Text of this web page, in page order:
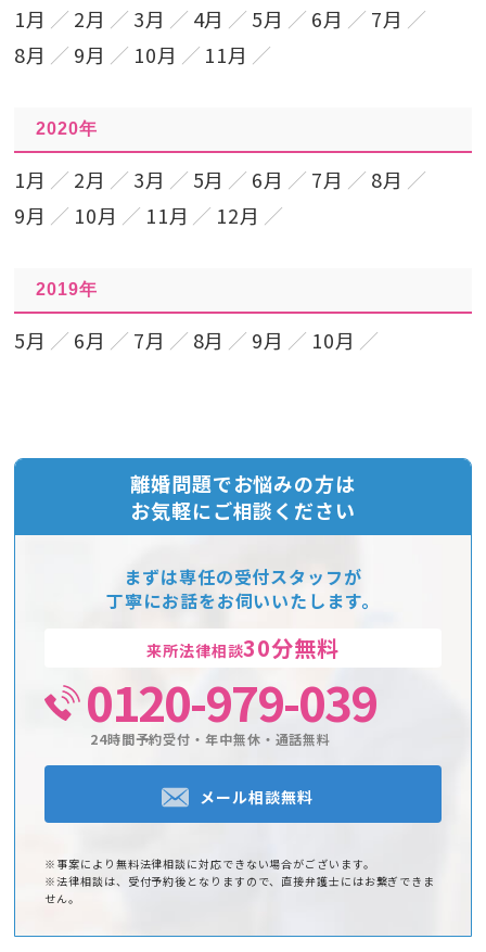
1月 2月 3月 4月 5月 6月
7月
8月
9月 10月 11月
2020年
1月 2月 3月 5月 6月 7月
8月
9月
10月 11月 12月
2019年
5月 6月 7月 8月 9月 10月
離婚問題でお悩みの方は
お気軽にご相談ください
まずは専任の受付スタッフが
丁寧にお話をお伺いいたします。
来所法律相談30分無料
0120-979-039
24時間予約受付・年中無休・通話無料
メール相談無料
※事案により無料法律相談に対応できない場合がございます。
※法律相談は、受付予約後となりますので、直接弁護士にはお繋ぎできま
せん。